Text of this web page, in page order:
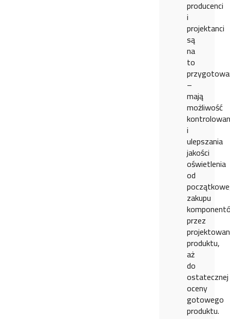
producenci
i
projektanci
są
na
to
–
mają
możliwość
i
ulepszania
jakości
oświetlenia
od
zakupu
przez
produktu,
aż
do
ostatecznej
oceny
gotowego
produktu.